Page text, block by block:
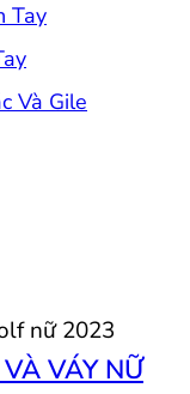
Tay
Và Gile
VÁY NỮ